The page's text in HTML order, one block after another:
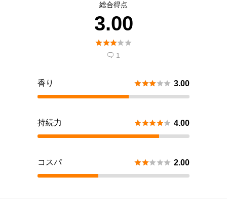
総合得点
3.00

 1
香り  3.00
持続力  4.00
コスパ  2.00